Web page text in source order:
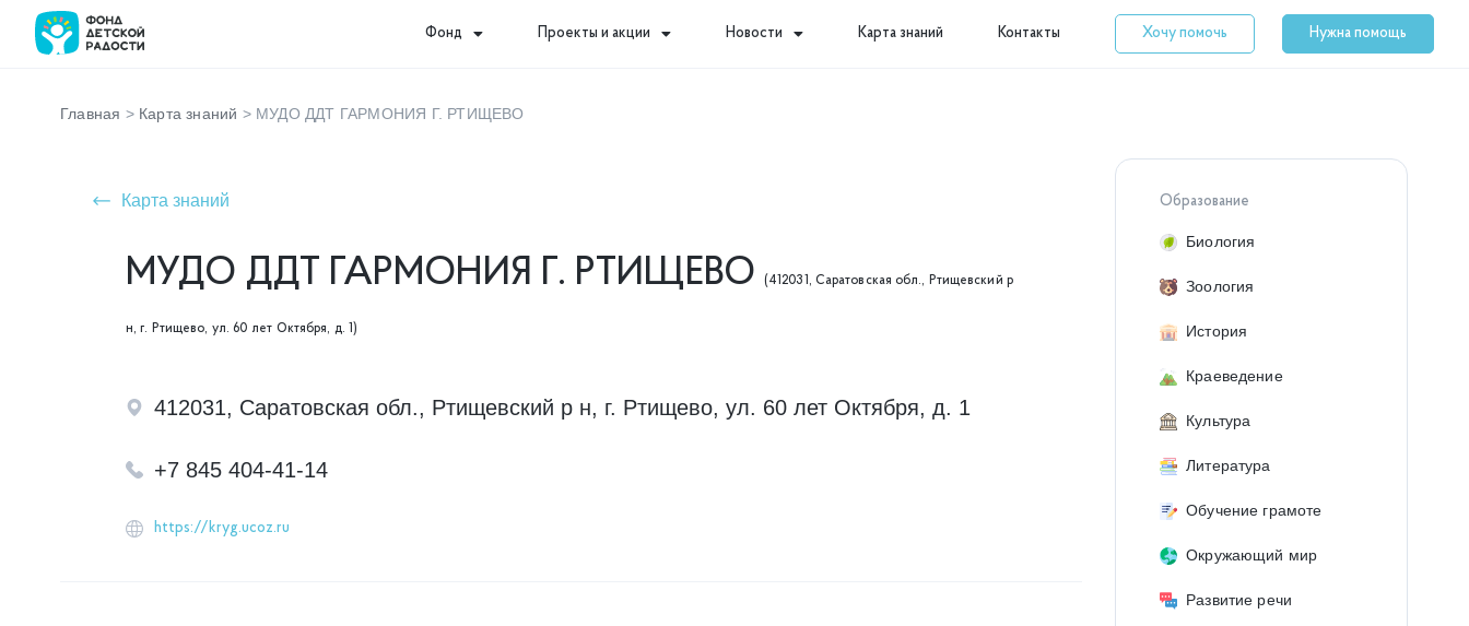
Фонд Проекты и акции Новости Карта знаний Контакты Хочу помочь Нужна помощь
Главная > Карта знаний > МУДО ДДТ ГАРМОНИЯ Г. РТИЩЕВО
Карта знаний
МУДО ДДТ ГАРМОНИЯ Г. РТИЩЕВО (412031, Саратовская обл., Ртищевский р
н, г. Ртищево, ул. 60 лет Октября, д. 1)
412031, Саратовская обл., Ртищевский р н, г. Ртищево, ул. 60 лет Октября, д. 1
+7 845 404-41-14
https://kryg.ucoz.ru
Образование
Биология
Зоология
История
Краеведение
Культура
Литература
Обучение грамоте
Окружающий мир
Развитие речи